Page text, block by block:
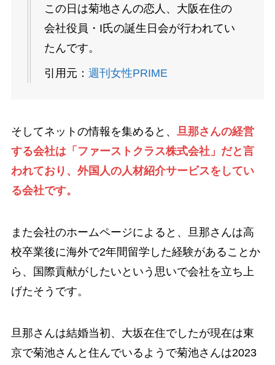
この日は菊地さんの恋人、大阪在住の
会社役員・I氏の誕生日会が行われてい
たんです。
引用元： 週刊女性PRIME
そしてネットの情報を集めると、 旦那さんの経営
する会社は「ファーストクラス株式会社」だと言
われており、外国人の人材紹介サービスをしてい
る会社です。
また会社のホームページによると、旦那さんは高
校卒業後に海外で2年間留学した経験があることか
ら、国際貢献がしたいという思いで会社を立ち上
げたそうです。
旦那さんは結婚当初、大坂在住でしたが現在は東
京で菊池さんと住んでいるようで菊池さんは2023